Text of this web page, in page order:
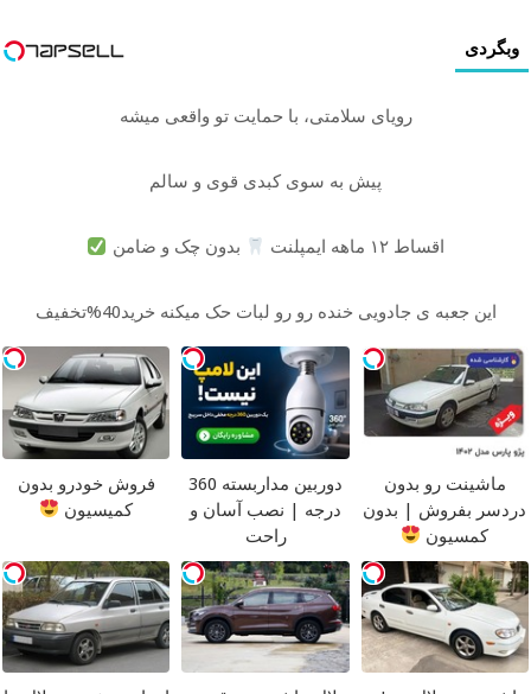
وبگردی
رویای سلامتی، با حمایت تو واقعی میشه
پیش به سوی کبدی قوی و سالم
اقساط ۱۲ ماهه ایمپلنت بدون چک و ضامن
این جعبه ی جادویی خنده رو رو لبات حک میکنه خرید40%تخفیف
ماشینت رو بدون
دردسر بفروش | بدون
کمسیون
دوربین مداربسته 360
درجه | نصب آسان و
راحت
فروش خودرو بدون
کمیسیون